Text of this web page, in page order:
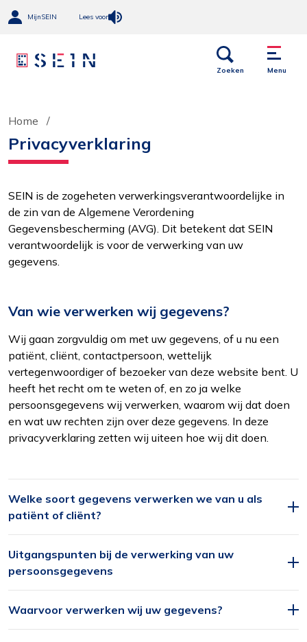
Open
Zoeken
Menu
links
Menu
MijnSEIN Lees voor
Home
Privacyverklaring
SEIN is de zogeheten verwerkingsverantwoordelijke in
de zin van de Algemene Verordening
Gegevensbescherming (AVG). Dit betekent dat SEIN
verantwoordelijk is voor de verwerking van uw
gegevens.
Van wie verwerken wij gegevens?
Wij gaan zorgvuldig om met uw gegevens, of u nu een
patiënt, cliënt, contactpersoon, wettelijk
vertegenwoordiger of bezoeker van deze website bent. U
heeft het recht om te weten of, en zo ja welke
persoonsgegevens wij verwerken, waarom wij dat doen
en wat uw rechten zijn over deze gegevens. In deze
privacyverklaring zetten wij uiteen hoe wij dit doen.
Welke soort gegevens verwerken we van u als
patiënt of cliënt?
Uitgangspunten bij de verwerking van uw
persoonsgegevens
Waarvoor verwerken wij uw gegevens?